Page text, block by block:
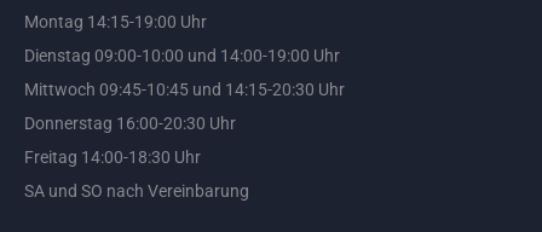
Montag 14:15-19:00 Uhr
Dienstag 09:00-10:00 und 14:00-19:00 Uhr
Mittwoch 09:45-10:45 und 14:15-20:30 Uhr
Donnerstag 16:00-20:30 Uhr
Freitag 14:00-18:30 Uhr
SA und SO nach Vereinbarung